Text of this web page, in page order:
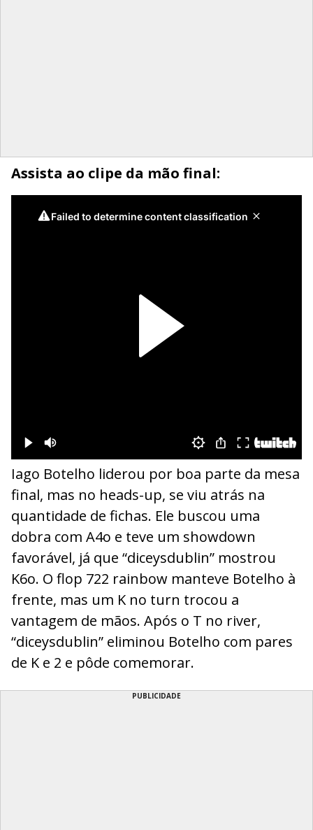
Assista ao clipe da mão final:
Iago Botelho liderou por boa parte da mesa
final, mas no heads-up, se viu atrás na
quantidade de fichas. Ele buscou uma
dobra com A4o e teve um showdown
favorável, já que “diceysdublin” mostrou
K6o. O flop 722 rainbow manteve Botelho à
frente, mas um K no turn trocou a
vantagem de mãos. Após o T no river,
“diceysdublin” eliminou Botelho com pares
de K e 2 e pôde comemorar.
PUBLICIDADE